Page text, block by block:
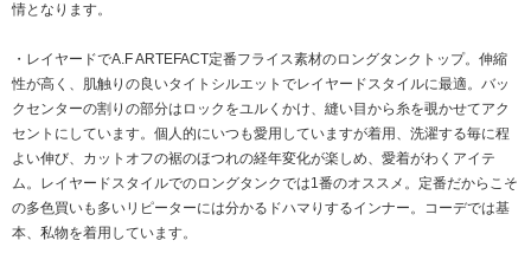
情となります。
・レイヤードでA.F ARTEFACT定番フライス素材のロングタンクトップ。伸縮
性が高く、肌触りの良いタイトシルエットでレイヤードスタイルに最適。バッ
クセンターの割りの部分はロックをユルくかけ、縫い目から糸を覗かせてアク
セントにしています。個人的にいつも愛用していますが着用、洗濯する毎に程
よい伸び、カットオフの裾のほつれの経年変化が楽しめ、愛着がわくアイテ
ム。レイヤードスタイルでのロングタンクでは1番のオススメ。定番だからこそ
の多色買いも多いリピーターには分かるドハマりするインナー。コーデでは基
本、私物を着用しています。